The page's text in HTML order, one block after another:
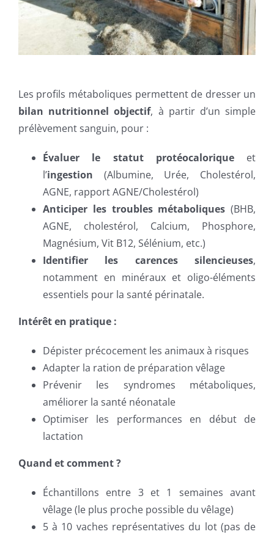
Les profils métaboliques permettent de dresser un
bilan nutritionnel objectif, à partir d’un simple
prélèvement sanguin, pour :
Évaluer le statut protéocaloriqueet
l’ingestion (Albumine, Urée, Cholestérol,
AGNE, rapport AGNE/Cholestérol)
Anticiper les troubles métaboliques (BHB,
AGNE, cholestérol, Calcium, Phosphore,
Magnésium, Vit B12, Sélénium, etc.)
Identifier les carences silencieuses,
notamment en minéraux et oligo-éléments
essentiels pour la santé périnatale.
Intérêt en pratique :
Dépister précocement les animaux à risques
Adapter la ration de préparation vêlage
Prévenir les syndromes métaboliques,
améliorer la santé néonatale
Optimiser les performances en début de
lactation
Quand et comment ?
Échantillons entre 3 et 1 semaines avant
vêlage (le plus proche possible du vêlage)
5 à 10 vaches représentatives du lot (pas de